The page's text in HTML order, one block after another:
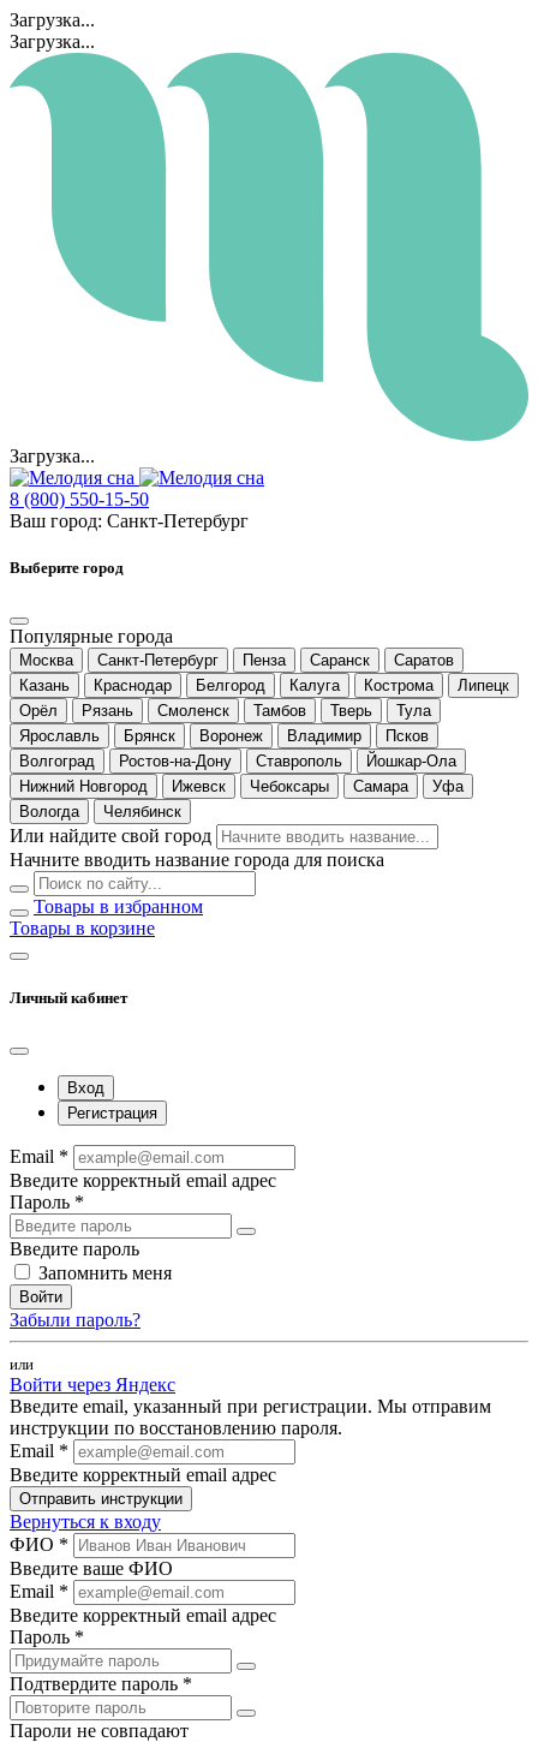
Загрузка...
Загрузка...
Загрузка...
8 (800) 550-15-50
Ваш город: Санкт-Петербург
Выберите город
Популярные города
Москва Санкт-Петербург Пенза Саранск
Саратов
Казань
Краснодар Белгород Калуга Кострома
Липецк
Орёл
Рязань Смоленск Тамбов Тверь
Тула
Ярославль
Брянск Воронеж Владимир
Псков
Волгоград
Ростов-на-Дону Ставрополь
Йошкар-Ола
Нижний Новгород
Ижевск Чебоксары Самара
Уфа
Вологда
Челябинск
Или найдите свой город
Начните вводить название города для поиска
Товары в избранном
Товары в корзине
Личный кабинет
Вход
Регистрация
Email *
Введите корректный email адрес
Пароль *
Введите пароль
Запомнить меня
Войти
Забыли пароль?
или
Войти через Яндекс
Введите email, указанный при регистрации. Мы отправим
инструкции по восстановлению пароля.
Email *
Введите корректный email адрес
Отправить инструкции
Вернуться к входу
ФИО *
Введите ваше ФИО
Email *
Введите корректный email адрес
Пароль *
Подтвердите пароль *
Пароли не совпадают